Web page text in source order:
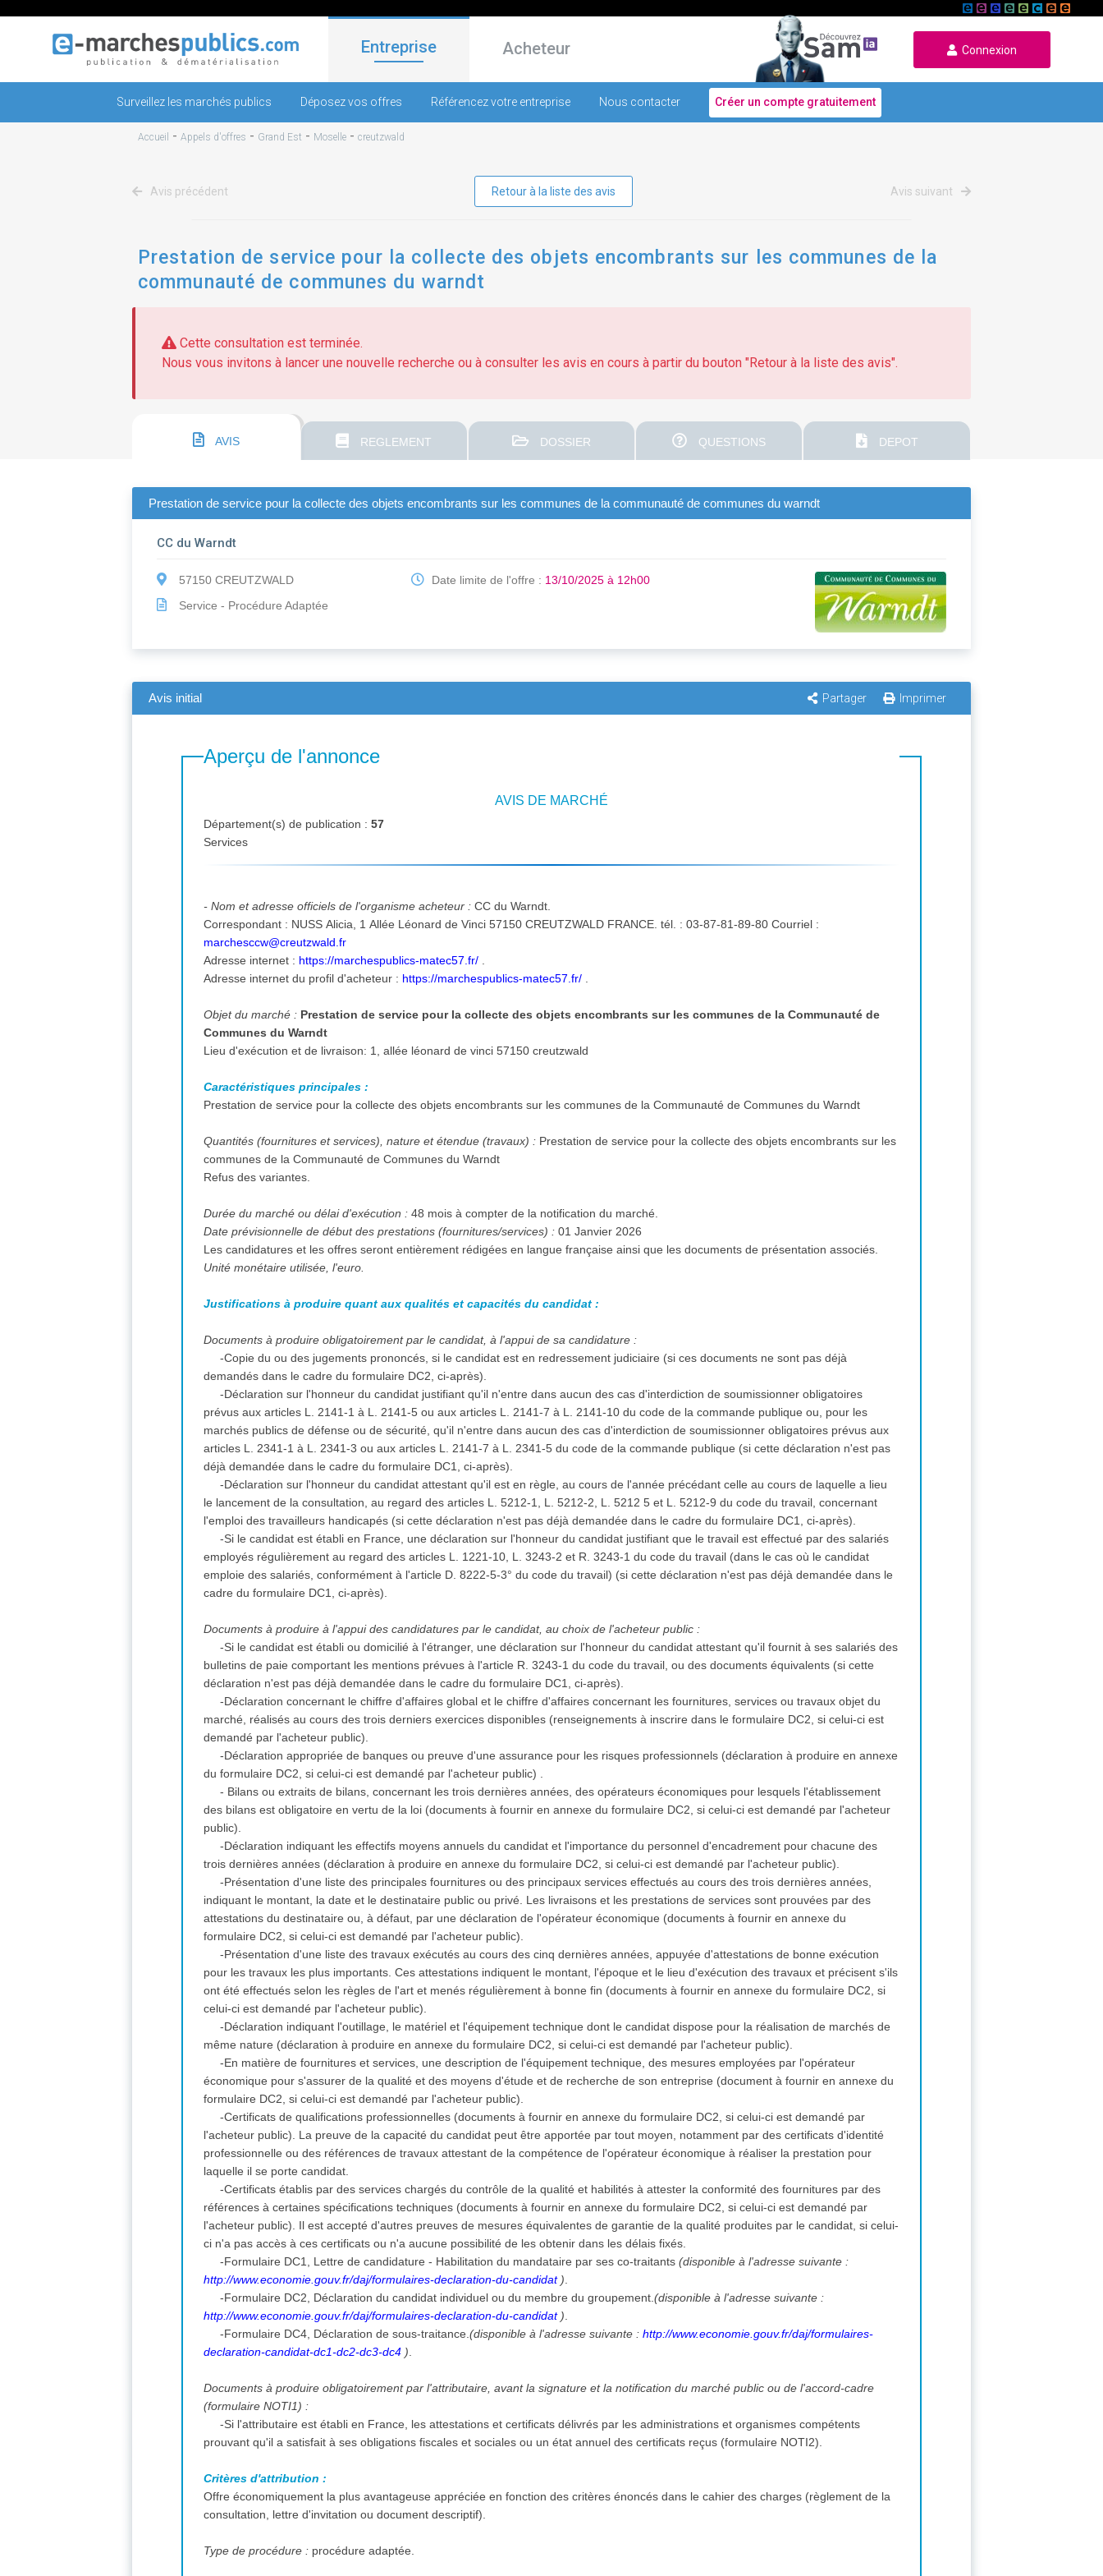
Entreprise Acheteur Connexion
Surveillez les marchés publics Déposez vos offres Référencez votre entreprise Nous contacter Créer un compte gratuitement
Accueil - Appels d'offres - Grand Est - Moselle - creutzwald
Avis précédent Retour à la liste des avis Avis suivant
Prestation de service pour la collecte des objets encombrants sur les communes de la
communauté de communes du warndt
Cette consultation est terminée.
Nous vous invitons à lancer une nouvelle recherche ou à consulter les avis en cours à partir du bouton "Retour à la liste des avis".
AVIS REGLEMENT DOSSIER QUESTIONS DEPOT
Prestation de service pour la collecte des objets encombrants sur les communes de la communauté de communes du warndt
CC du Warndt
57150 CREUTZWALD
Service - Procédure Adaptée
Date limite de l'offre : 13/10/2025 à 12h00
Avis initial Partager Imprimer
Aperçu de l'annonce
AVIS DE MARCHÉ
Département(s) de publication :57
Services
- Nom et adresse officiels de l'organisme acheteur :CC du Warndt.
Correspondant : NUSS Alicia, 1 Allée Léonard de Vinci 57150 CREUTZWALD FRANCE. tél. : 03-87-81-89-80 Courriel :
marchesccw@creutzwald.fr
Adresse internet : https://marchespublics-matec57.fr/
Adresse internet du profil d'acheteur : https://marchespublics-matec57.fr/
Objet du marché : Prestation de service pour la collecte des objets encombrants sur les communes de la Communauté de
Communes du Warndt
Lieu d'exécution et de livraison: 1, allée léonard de vinci 57150 creutzwald
Caractéristiques principales :
Prestation de service pour la collecte des objets encombrants sur les communes de la Communauté de Communes du Warndt
Quantités (fournitures et services), nature et étendue (travaux) : Prestation de service pour la collecte des objets encombrants sur les
communes de la Communauté de Communes du Warndt
Refus des variantes.
Durée du marché ou délai d'exécution :48 mois à compter de la notification du marché.
Date prévisionnelle de début des prestations (fournitures/services) : 01 Janvier 2026
Les candidatures et les offres seront entièrement rédigées en langue française ainsi que les documents de présentation associés.
Unité monétaire utilisée, l'euro.
Justifications à produire quant aux qualités et capacités du candidat :
Documents à produire obligatoirement par le candidat, à l'appui de sa candidature :
-Copie du ou des jugements prononcés, si le candidat est en redressement judiciaire (si ces documents ne sont pas déjà
demandés dans le cadre du formulaire DC2, ci-après).
-Déclaration sur l'honneur du candidat justifiant qu'il n'entre dans aucun des cas d'interdiction de soumissionner obligatoires
prévus aux articles L. 2141-1 à L. 2141-5 ou aux articles L. 2141-7 à L. 2141-10 du code de la commande publique ou, pour les
marchés publics de défense ou de sécurité, qu'il n'entre dans aucun des cas d'interdiction de soumissionner obligatoires prévus aux
articles L. 2341-1 à L. 2341-3 ou aux articles L. 2141-7 à L. 2341-5 du code de la commande publique (si cette déclaration n'est pas
déjà demandée dans le cadre du formulaire DC1, ci-après).
-Déclaration sur l'honneur du candidat attestant qu'il est en règle, au cours de l'année précédant celle au cours de laquelle a lieu
le lancement de la consultation, au regard des articles L. 5212-1, L. 5212-2, L. 5212 5 et L. 5212-9 du code du travail, concernant
l'emploi des travailleurs handicapés (si cette déclaration n'est pas déjà demandée dans le cadre du formulaire DC1, ci-après).
-Si le candidat est établi en France, une déclaration sur l'honneur du candidat justifiant que le travail est effectué par des salariés
employés régulièrement au regard des articles L. 1221-10, L. 3243-2 et R. 3243-1 du code du travail (dans le cas où le candidat
emploie des salariés, conformément à l'article D. 8222-5-3° du code du travail) (si cette déclaration n'est pas déjà demandée dans le
cadre du formulaire DC1, ci-après).
Documents à produire à l'appui des candidatures par le candidat, au choix de l'acheteur public :
-Si le candidat est établi ou domicilié à l'étranger, une déclaration sur l'honneur du candidat attestant qu'il fournit à ses salariés des
bulletins de paie comportant les mentions prévues à l'article R. 3243-1 du code du travail, ou des documents équivalents (si cette
déclaration n'est pas déjà demandée dans le cadre du formulaire DC1, ci-après).
-Déclaration concernant le chiffre d'affaires global et le chiffre d'affaires concernant les fournitures, services ou travaux objet du
marché, réalisés au cours des trois derniers exercices disponibles (renseignements à inscrire dans le formulaire DC2, si celui-ci est
demandé par l'acheteur public).
-Déclaration appropriée de banques ou preuve d'une assurance pour les risques professionnels (déclaration à produire en annexe
du formulaire DC2, si celui-ci est demandé par l'acheteur public) .
- Bilans ou extraits de bilans, concernant les trois dernières années, des opérateurs économiques pour lesquels l'établissement
des bilans est obligatoire en vertu de la loi (documents à fournir en annexe du formulaire DC2, si celui-ci est demandé par l'acheteur
public).
-Déclaration indiquant les effectifs moyens annuels du candidat et l'importance du personnel d'encadrement pour chacune des
trois dernières années (déclaration à produire en annexe du formulaire DC2, si celui-ci est demandé par l'acheteur public).
-Présentation d'une liste des principales fournitures ou des principaux services effectués au cours des trois dernières années,
indiquant le montant, la date et le destinataire public ou privé. Les livraisons et les prestations de services sont prouvées par des
attestations du destinataire ou, à défaut, par une déclaration de l'opérateur économique (documents à fournir en annexe du
formulaire DC2, si celui-ci est demandé par l'acheteur public).
-Présentation d'une liste des travaux exécutés au cours des cinq dernières années, appuyée d'attestations de bonne exécution
pour les travaux les plus importants. Ces attestations indiquent le montant, l'époque et le lieu d'exécution des travaux et précisent s'ils
ont été effectués selon les règles de l'art et menés régulièrement à bonne fin (documents à fournir en annexe du formulaire DC2, si
celui-ci est demandé par l'acheteur public).
-Déclaration indiquant l'outillage, le matériel et l'équipement technique dont le candidat dispose pour la réalisation de marchés de
même nature (déclaration à produire en annexe du formulaire DC2, si celui-ci est demandé par l'acheteur public).
-En matière de fournitures et services, une description de l'équipement technique, des mesures employées par l'opérateur
économique pour s'assurer de la qualité et des moyens d'étude et de recherche de son entreprise (document à fournir en annexe du
formulaire DC2, si celui-ci est demandé par l'acheteur public).
-Certificats de qualifications professionnelles (documents à fournir en annexe du formulaire DC2, si celui-ci est demandé par
l'acheteur public). La preuve de la capacité du candidat peut être apportée par tout moyen, notamment par des certificats d'identité
professionnelle ou des références de travaux attestant de la compétence de l'opérateur économique à réaliser la prestation pour
laquelle il se porte candidat.
-Certificats établis par des services chargés du contrôle de la qualité et habilités à attester la conformité des fournitures par des
références à certaines spécifications techniques (documents à fournir en annexe du formulaire DC2, si celui-ci est demandé par
l'acheteur public). Il est accepté d'autres preuves de mesures équivalentes de garantie de la qualité produites par le candidat, si celui-
ci n'a pas accès à ces certificats ou n'a aucune possibilité de les obtenir dans les délais fixés.
-Formulaire DC1, Lettre de candidature - Habilitation du mandataire par ses co-traitants(disponible à l'adresse suivante :
http://www.economie.gouv.fr/daj/formulaires-declaration-du-candidat)
-Formulaire DC2, Déclaration du candidat individuel ou du membre du groupement.(disponible à l'adresse suivante :
http://www.economie.gouv.fr/daj/formulaires-declaration-du-candidat)
-Formulaire DC4, Déclaration de sous-traitance.(disponible à l'adresse suivante :http://www.economie.gouv.fr/daj/formulaires-
declaration-candidat-dc1-dc2-dc3-dc4 )
Documents à produire obligatoirement par l'attributaire, avant la signature et la notification du marché public ou de l'accord-cadre
(formulaire NOTI1) :
-Si l'attributaire est établi en France, les attestations et certificats délivrés par les administrations et organismes compétents
prouvant qu'il a satisfait à ses obligations fiscales et sociales ou un état annuel des certificats reçus (formulaire NOTI2).
Critères d'attribution :
Offre économiquement la plus avantageuse appréciée en fonction des critères énoncés dans le cahier des charges (règlement de la
consultation, lettre d'invitation ou document descriptif).
Type de procédure : procédure adaptée.